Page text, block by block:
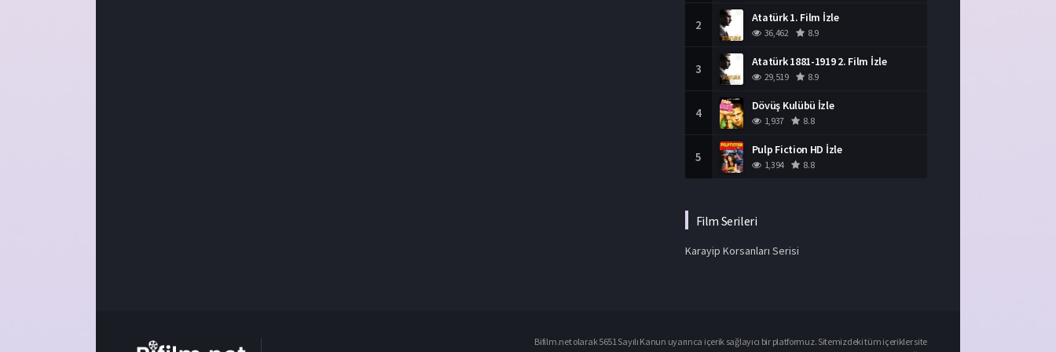
2 Atatürk 1. Film İzle
36,462 8.9
3 Atatürk 1881-1919 2. Film İzle
29,519 8.9
4 Dövüş Kulübü İzle
1,937 8.8
5 Pulp Fiction HD İzle
1,394 8.8
Film Serileri
Karayip Korsanları Serisi
Bifilm.net olarak 5651 Sayılı Kanun uyarınca içerik sağlayıcı bir platformuz. Sitemizdeki tüm içerikler site